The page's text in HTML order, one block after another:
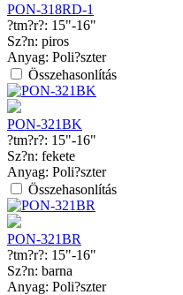
PON-318RD-1
?tm?r?: 15"-16"
Sz?n: piros
Anyag: Poli?szter
Összehasonlítás
PON-321BK
?tm?r?: 15"-16"
Sz?n: fekete
Anyag: Poli?szter
Összehasonlítás
PON-321BR
?tm?r?: 15"-16"
Sz?n: barna
Anyag: Poli?szter